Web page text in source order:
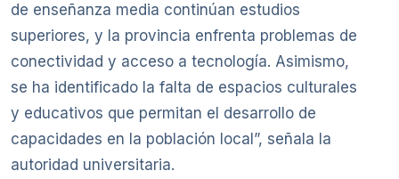
de enseñanza media continúan estudios
superiores, y la provincia enfrenta problemas de
conectividad y acceso a tecnología. Asimismo,
se ha identificado la falta de espacios culturales
y educativos que permitan el desarrollo de
capacidades en la población local”, señala la
autoridad universitaria.